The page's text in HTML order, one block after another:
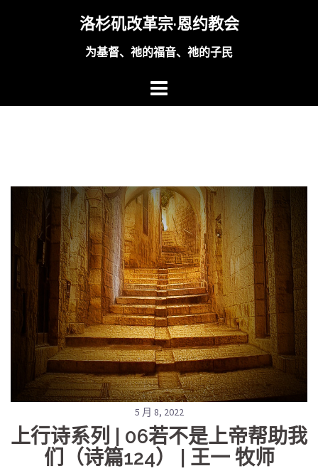
洛杉矶改革宗·恩约教会
为基督、祂的福音、祂的子民
5 月 8, 2022
上行诗系列 | 06若不是上帝帮助我
们（诗篇124） | 王一 牧师